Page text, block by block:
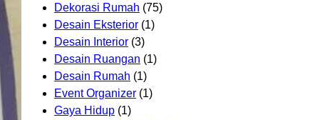
Dekorasi Rumah (75)
Desain Eksterior (1)
Desain Interior (3)
Desain Ruangan (1)
Desain Rumah (1)
Event Organizer (1)
Gaya Hidup (1)